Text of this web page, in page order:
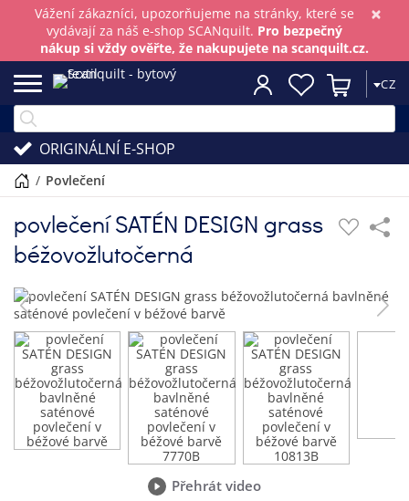
×
Vážení zákazníci, upozorňujeme na stránky, které se
vydávají za náš e-shop SCANquilt. Pro bezpečný
nákup si vždy ověřte, že nakupujete na scanquilt.cz.
CZ
ORIGINÁLNÍ E-SHOP
/ povlečení
povlečení SATÉN DESIGN grass
béžovožlutočerná
Přehrát video